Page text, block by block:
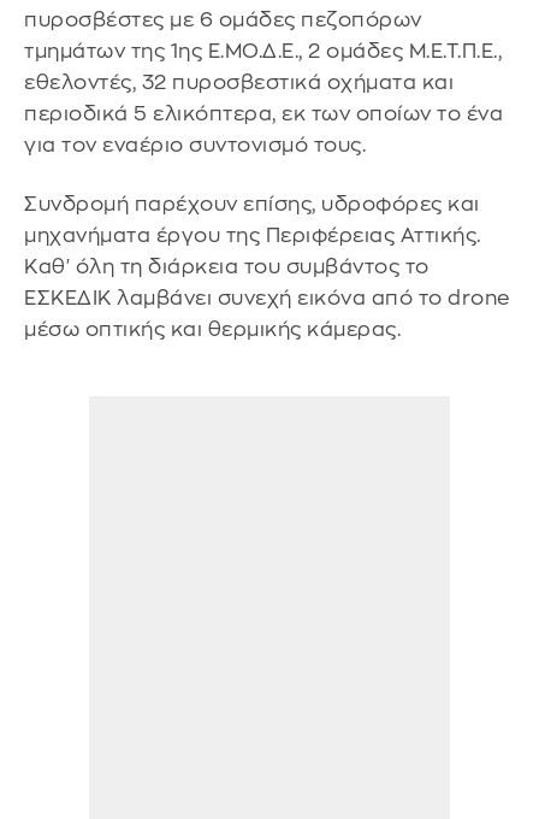
πυροσβέστες με 6 ομάδες πεζοπόρων
τμημάτων της 1ης Ε.ΜΟ.Δ.Ε., 2 ομάδες Μ.Ε.Τ.Π.Ε.,
εθελοντές, 32 πυροσβεστικά οχήματα και
περιοδικά 5 ελικόπτερα, εκ των οποίων το ένα
για τον εναέριο συντονισμό τους.
Συνδρομή παρέχουν επίσης, υδροφόρες και
μηχανήματα έργου της Περιφέρειας Αττικής.
Καθ' όλη τη διάρκεια του συμβάντος το
ΕΣΚΕΔΙΚ λαμβάνει συνεχή εικόνα από το drone
μέσω οπτικής και θερμικής κάμερας.